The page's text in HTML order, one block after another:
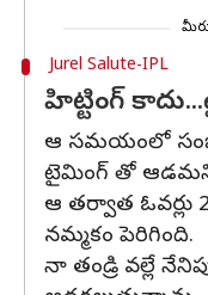
Jurel Salute-IPL
హిట్టింగ్​
ఆ సమయంలో
టైమింగ్ తో
ఆ తర్వాత
నమ్మకం పెరిగింది.
నా తండ్రి వల్లే